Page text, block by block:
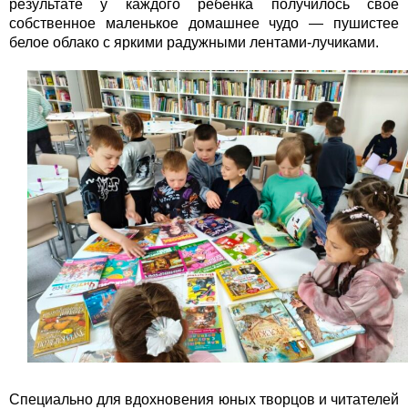
результате у каждого ребенка получилось свое
собственное маленькое домашнее чудо — пушистее
белое облако с яркими радужными лентами-лучиками.
Специально для вдохновения юных творцов и читателей